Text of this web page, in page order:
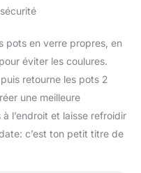
pots en verre propres, en
éviter les coulures.
retourne les pots 2
une meilleure
l’endroit et laisse refroidir
c’est ton petit titre de